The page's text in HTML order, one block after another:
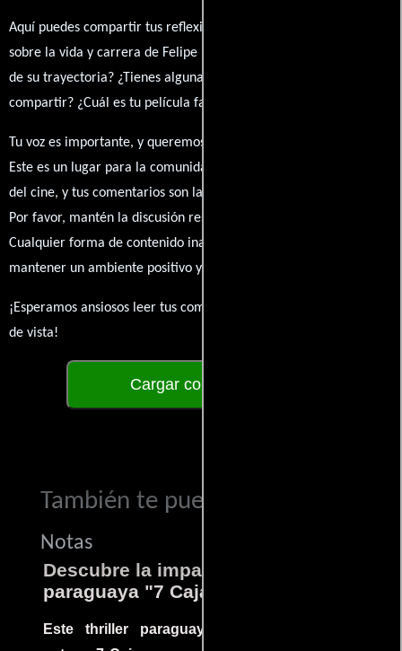
Aquí puedes compartir tus reflexiones, anécdotas y opiniones
sobre la vida y carrera de Felipe Mariscal. ¿Qué te ha inspirado
de su trayectoria? ¿Tienes alguna anécdota personal que desees
compartir? ¿Cuál es tu película favorita en la que ha participado?
Tu voz es importante, y queremos escuchar tus pensamientos.
Este es un lugar para la comunidad de admiradores y amantes
del cine, y tus comentarios son la esencia de esta conversación.
Por favor, mantén la discusión respetuosa y constructiva.
Cualquier forma de contenido inapropiado será eliminado para
mantener un ambiente positivo y enriquecedor para todos.
¡Esperamos ansiosos leer tus comentarios y conocer tus puntos
de vista!
Cargar comentarios
También te puede interesar...
Notas
Descubre la impactante película
paraguaya "7 Cajas"
Este thriller paraguayo cautivó al mundo